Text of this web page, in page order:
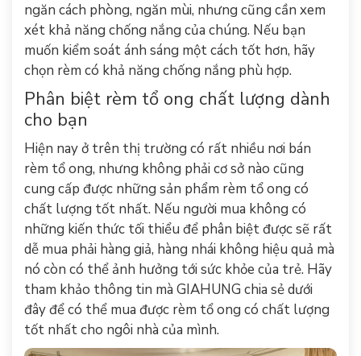
ngăn cách phòng, ngăn mùi, nhưng cũng cần xem
xét khả năng chống nắng của chúng. Nếu bạn
muốn kiểm soát ánh sáng một cách tốt hơn, hãy
chọn rèm có khả năng chống nắng phù hợp.
Phân biệt rèm tổ ong chất lượng dành
cho bạn
Hiện nay ở trên thị trường có rất nhiều nơi bán
rèm tổ ong, nhưng không phải cơ sở nào cũng
cung cấp được những sản phẩm rèm tổ ong có
chất lượng tốt nhất. Nếu người mua không có
những kiến thức tối thiểu để phân biệt được sẽ rất
dễ mua phải hàng giả, hàng nhái không hiệu quả mà
nó còn có thể ảnh hưởng tới sức khỏe của trẻ. Hãy
tham khảo thông tin mà GIAHUNG chia sẻ dưới
đây để có thể mua được rèm tổ ong có chất lượng
tốt nhất cho ngôi nhà của mình.